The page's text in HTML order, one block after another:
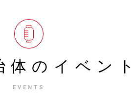
体の イベント
EVENTS